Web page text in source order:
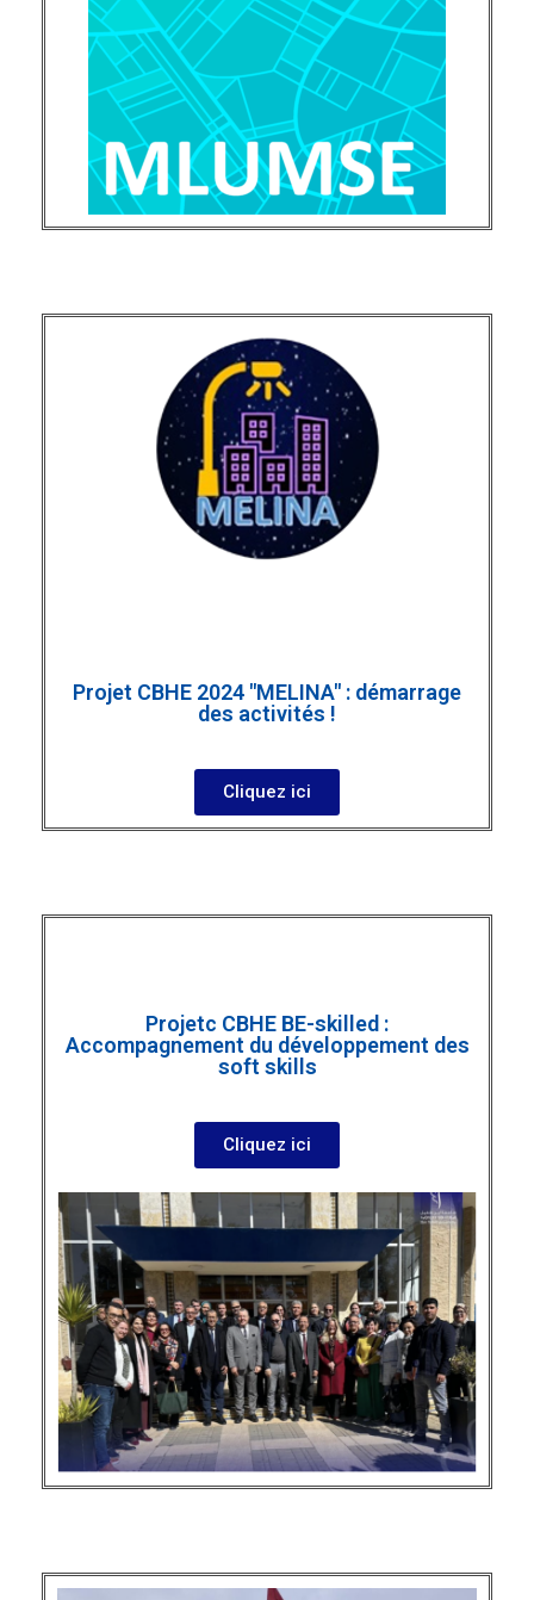
Projet CBHE 2024 "MELINA" : démarrage
des activités !
Cliquez ici
Projetc CBHE BE-skilled :
Accompagnement du développement des
soft skills
Cliquez ici